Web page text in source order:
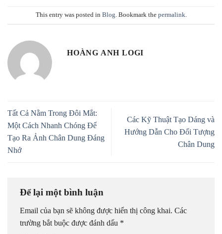
This entry was posted in Blog. Bookmark the permalink.
HOÀNG ANH LOGI
Tất Cả Nằm Trong Đôi Mắt:
Một Cách Nhanh Chóng Để
Tạo Ra Ảnh Chân Dung Đáng
Nhớ
Các Kỹ Thuật Tạo Dáng và
Hướng Dẫn Cho Đối Tượng
Chân Dung
Để lại một bình luận
Email của bạn sẽ không được hiển thị công khai. Các
trường bắt buộc được đánh dấu *